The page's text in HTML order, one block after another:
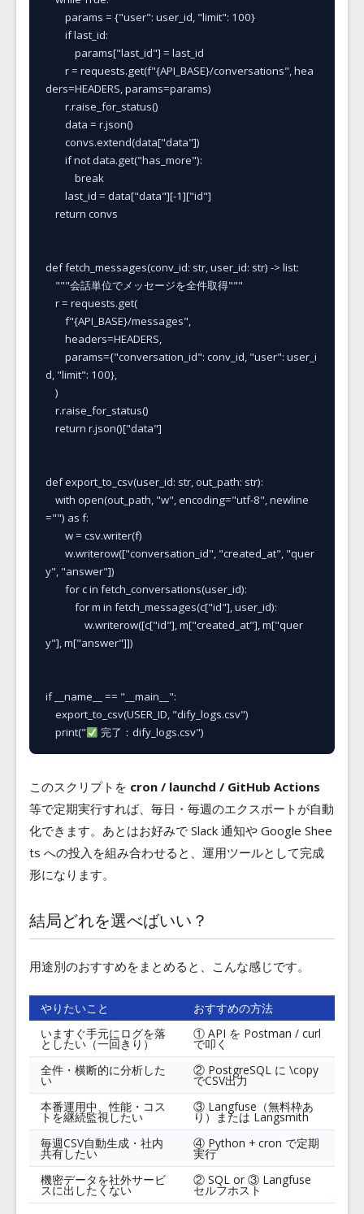
ders=HEADERS, params=params)
def fetch_messages(conv_id: str, user_id: str) -> list:
d, "limit": 100},
def export_to_csv(user_id: str, out_path: str):
="") as f:
y", "answer"])
y"], m["answer"]])
if __name__ == "__main__":
    print("
完了：dify_logs.csv")
このスクリプトを cron / launchd / GitHub Actions
等で定期実行すれば、毎日・毎週のエクスポートが自動
化できます。あとはお好みで Slack 通知や Google Shee
ts への投入を組み合わせると、運用ツールとして完成
形になります。
結局どれを選べばいい？
用途別のおすすめをまとめると、こんな感じです。
やりたいこと
おすすめの方法
いますぐ手元にログを落
としたい（一回きり）
① API を Postman / curl
で叩く
全件・横断的に分析した
い
② PostgreSQL に \copy
でCSV出力
本番運用中、性能・コス
トを継続監視したい
③ Langfuse（無料枠あ
り）または Langsmith
毎週CSV自動生成・社内
共有したい
④ Python + cron で定期
実行
機密データを社外サービ
スに出したくない
② SQL or ③ Langfuse
セルフホスト